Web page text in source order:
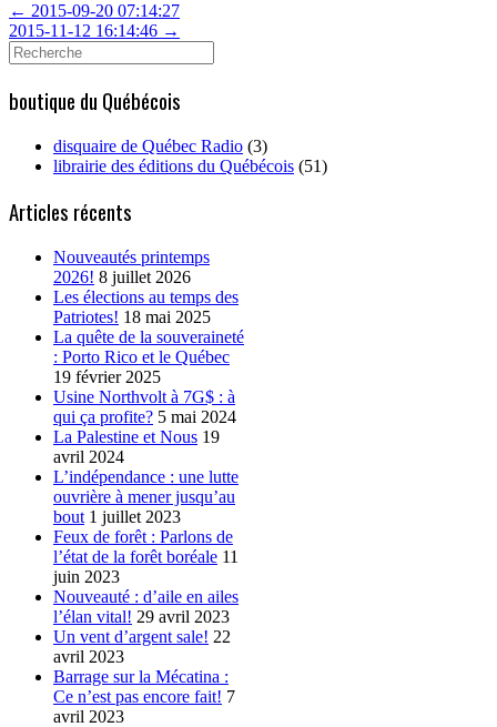
← 2015-09-20 07:14:27
2015-11-12 16:14:46 →
Search
for:
boutique du Québécois
disquaire de Québec Radio (3)
librairie des éditions du Québécois (51)
Articles récents
Nouveautés printemps
2026! 8 juillet 2026
Les élections au temps des
Patriotes! 18 mai 2025
La quête de la souveraineté
: Porto Rico et le Québec
19 février 2025
Usine Northvolt à 7G$ : à
qui ça profite? 5 mai 2024
La Palestine et Nous 19
avril 2024
L’indépendance : une lutte
ouvrière à mener jusqu’au
bout 1 juillet 2023
Feux de forêt : Parlons de
l’état de la forêt boréale 11
juin 2023
Nouveauté : d’aile en ailes
l’élan vital! 29 avril 2023
Un vent d’argent sale! 22
avril 2023
Barrage sur la Mécatina :
Ce n’est pas encore fait! 7
avril 2023